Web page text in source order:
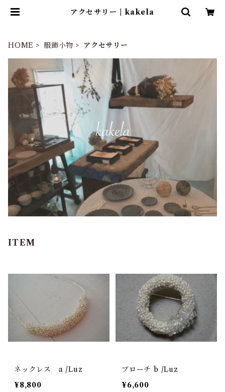
アクセサリー | kakela
HOME 服飾小物 アクセサリー
ITEM
ネックレス a /Luz
¥8,800
ブローチ b /Luz
¥6,600